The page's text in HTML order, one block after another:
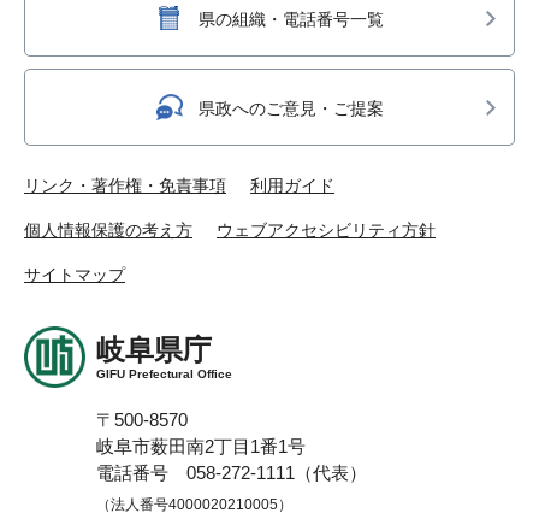
県の組織・電話番号一覧
県政へのご意見・ご提案
リンク・著作権・免責事項 利用ガイド
個人情報保護の考え方 ウェブアクセシビリティ方針
サイトマップ
岐阜県庁
GIFU Prefectural Office
〒500-8570
岐阜市薮田南2丁目1番1号
電話番号 058-272-1111（代表）
（法人番号4000020210005）